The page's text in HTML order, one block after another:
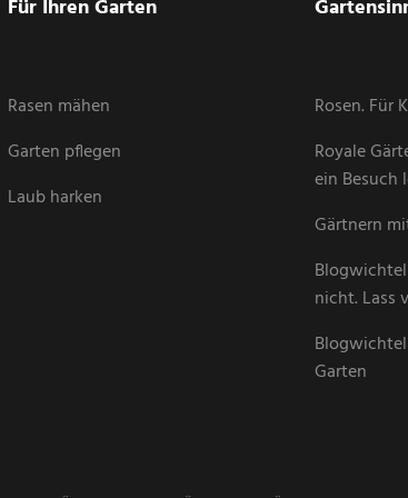
Für Ihren Garten
Rasen mähen
Garten pflegen
Laub harken
Rosen. Für
Royale
ein Besuch
Gärtnern
nicht. Lass
Garten